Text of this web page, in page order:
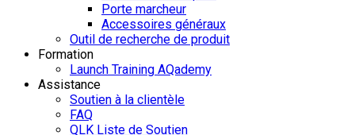
Porte marcheur
Accessoires généraux
Outil de recherche de produit
Formation
Launch Training AQademy
Assistance
Soutien à la clientèle
FAQ
QLK Liste de Soutien